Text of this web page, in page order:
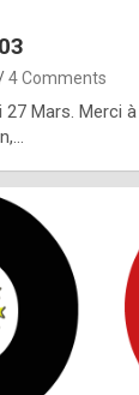
4 Comments
27 Mars. Merci